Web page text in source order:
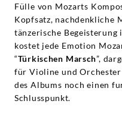
Fülle von Mozarts
Kopfsatz, nachdenkliche
tänzerische Begeisterung
kostet jede Emotion
“Türkischen Marsch”,
für Violine und
des Albums noch einen
Schlusspunkt.